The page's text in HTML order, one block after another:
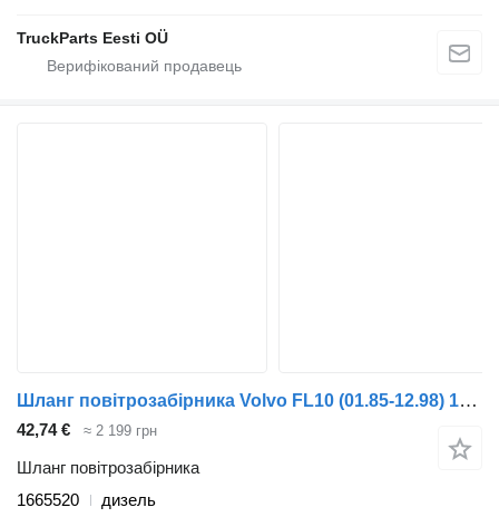
TruckParts Eesti OÜ
Шланг повітрозабірника Volvo FL10 (01.85-12.98) 1665520 до тягача Volvo FL, FL6, FL7, FL10, FL12, FS718 (1985-2005)
42,74 € ≈ 2 199 грн
Шланг повітрозабірника
1665520
дизель